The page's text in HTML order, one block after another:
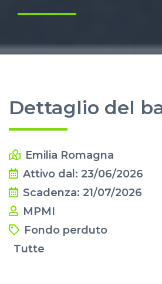
Dettaglio del
Emilia Romagna
Attivo dal: 23/06/2026
Scadenza: 21/07/2026
MPMI
Fondo perduto
Tutte